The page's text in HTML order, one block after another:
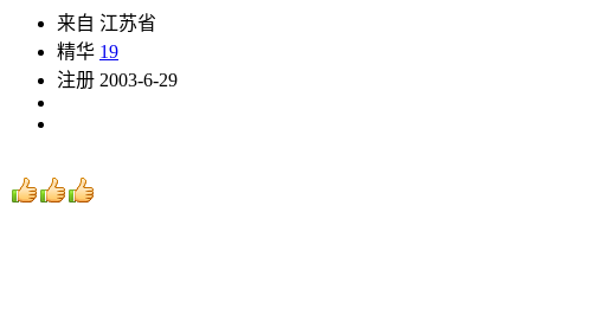
来自 江苏省
精华 19
注册 2003-6-29